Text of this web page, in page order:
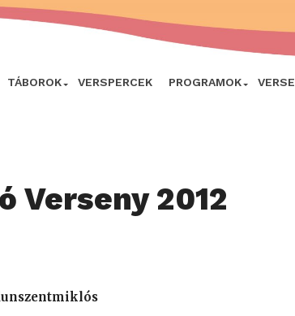
TÁBOROK VERSPERCEK PROGRAMOK
Verseny 2012